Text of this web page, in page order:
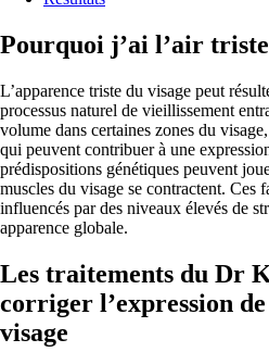
Pourquoi j’ai l’air
L’apparence triste du visage peut
processus naturel de vieillissement
volume dans certaines zones du
qui peuvent contribuer à une
prédispositions génétiques peuvent
muscles du visage se contractent. Ces
influencés par des niveaux élevés de
apparence globale.
Les traitements du Dr
corriger l’expression
visage